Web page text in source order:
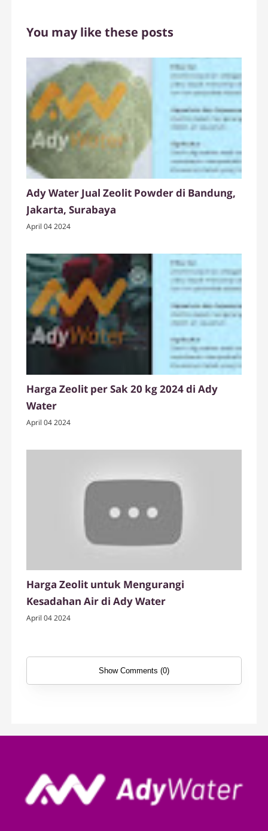
You may like these posts
Ady Water Jual Zeolit Powder di Bandung,
Jakarta, Surabaya
April 04 2024
Harga Zeolit per Sak 20 kg 2024 di Ady
Water
April 04 2024
Harga Zeolit untuk Mengurangi
Kesadahan Air di Ady Water
April 04 2024
Show Comments (0)